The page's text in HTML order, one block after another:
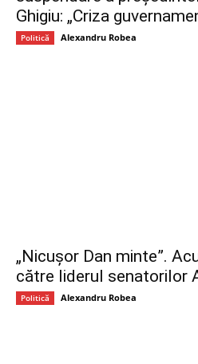
Ghigiu: „Criza
Politică Alexandru Robea
„Nicușor Dan minte”.
către liderul senatorilor
Politică Alexandru Robea